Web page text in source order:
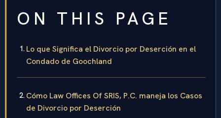
ON THIS PAGE
Lo que Significa el Divorcio por Deserción en el
Condado de Goochland
Cómo Law Offices Of SRIS, P.C. maneja los Casos
de Divorcio por Deserción